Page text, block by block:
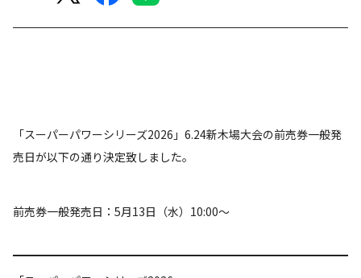
「スーパーパワーシリーズ2026」6.24新木場大会の前売券一般発
売日が以下の通り決定致しました。
前売券一般発売日：5月13日（水）10:00～